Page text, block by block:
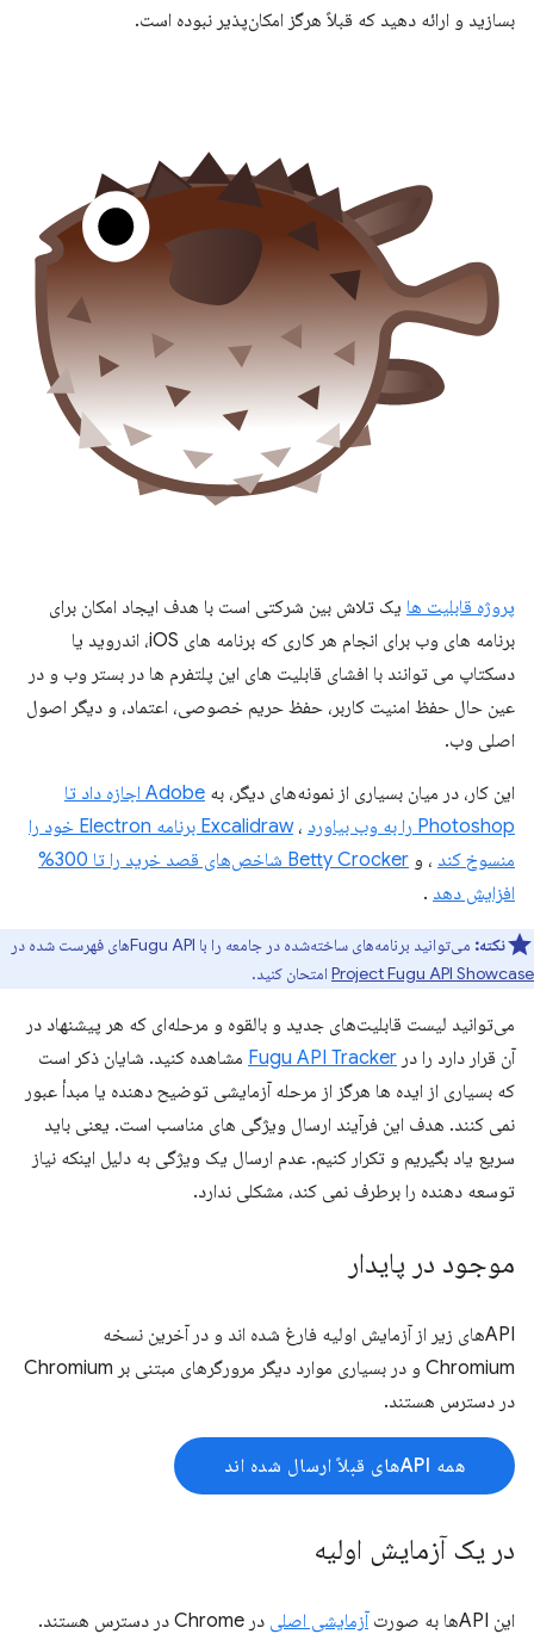
بسازید و ارائه دهید که قبلاً هرگز امکان‌پذیر نبوده است.
پروژه قابلیت ها یک تلاش بین شرکتی است با هدف ایجاد امکان برای
برنامه های وب برای انجام هر کاری که برنامه های iOS، اندروید یا
دسکتاپ می توانند با افشای قابلیت های این پلتفرم ها در بستر وب و در
عین حال حفظ امنیت کاربر، حفظ حریم خصوصی، اعتماد، و دیگر اصول
اصلی وب.
این کار، در میان بسیاری از نمونه‌های دیگر، به
Adobe اجازه داد تا
Photoshop را به وب بیاورد
،
Excalidraw برنامه Electron خود را
منسوخ کند ، و
Betty Crocker شاخص‌های قصد خرید را تا 300%
افزایش دهد .
نکته: می‌توانید برنامه‌های ساخته‌شده در جامعه را با Fugu APIهای فهرست شده در
Project Fugu API Showcase امتحان کنید.
می‌توانید لیست قابلیت‌های جدید و بالقوه و مرحله‌ای که هر پیشنهاد در
آن قرار دارد را در Fugu API Tracker مشاهده کنید. شایان ذکر است
که بسیاری از ایده ها هرگز از مرحله آزمایشی توضیح دهنده یا مبدأ عبور
نمی کنند. هدف این فرآیند ارسال ویژگی های مناسب است. یعنی باید
سریع یاد بگیریم و تکرار کنیم. عدم ارسال یک ویژگی به دلیل اینکه نیاز
توسعه دهنده را برطرف نمی کند، مشکلی ندارد.
موجود در پایدار
APIهای زیر از آزمایش اولیه فارغ شده اند و در آخرین نسخه
Chromium و در بسیاری موارد دیگر مرورگرهای مبتنی بر Chromium
در دسترس هستند.
همه APIهای قبلاً ارسال شده اند
در یک آزمایش اولیه
این APIها به صورت آزمایشی اصلی در Chrome در دسترس هستند.